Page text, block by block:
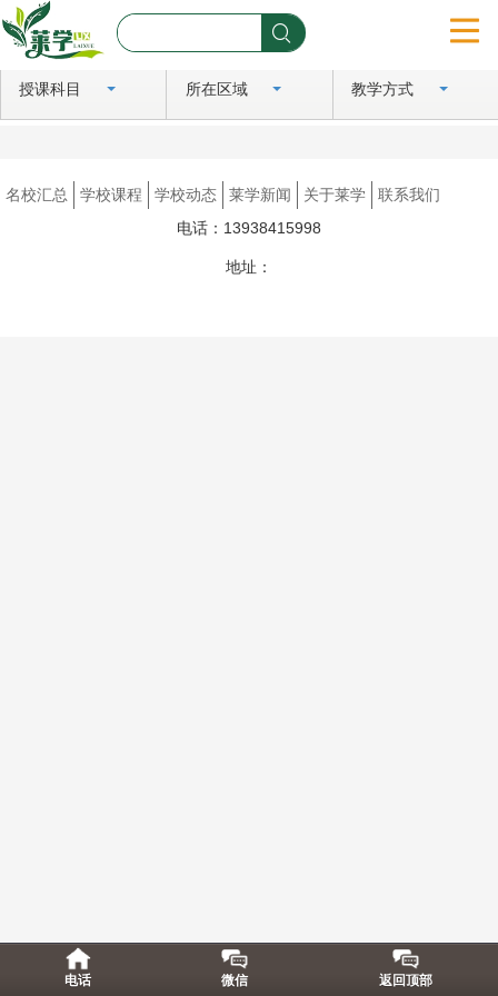
首页
学校课程
授课科目 所在区域 教学方式
名校汇总 学校课程 学校动态 莱学新闻 关于莱学
联系我们
电话：13938415998
地址：
电话 微信 返回顶部